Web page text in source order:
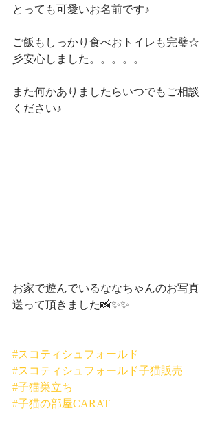
とっても可愛いお名前です♪
ご飯もしっかり食べおトイレも完璧☆
彡安心しました。。。。。
また何かありましたらいつでもご相談
ください♪
お家で遊んでいるななちゃんのお写真
送って頂きました📸✨✨
#スコティシュフォールド
#スコティシュフォールド子猫販売
#子猫巣立ち
#子猫の部屋CARAT